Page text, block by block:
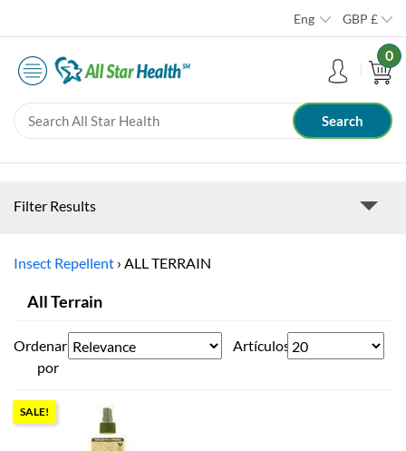
Eng GBP £
0
Filter Results
Insect Repellent › ALL TERRAIN
All Terrain
Ordenar
por
Artículos
SALE!